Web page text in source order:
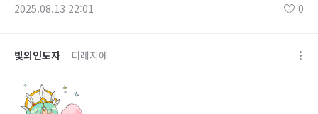
2025.08.13 22:01 0
빛의인도자 디레지에